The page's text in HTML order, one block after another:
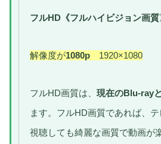
フルHD《フルハイビジョン画質
解像度が1080p 1920×1080
フルHD画質は、 現在のBlu-ray
ます。フルHD画質であれば、
視聴しても綺麗な画質で動画が